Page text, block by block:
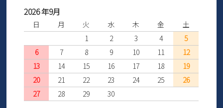
2026 年9月
日 月 火 水 木 金
土
1
2 3 4
5
6
7 8 9 10 11
12
13
14 15 16 17 18
19
20
21 22 23 24 25
26
27
28 29 30